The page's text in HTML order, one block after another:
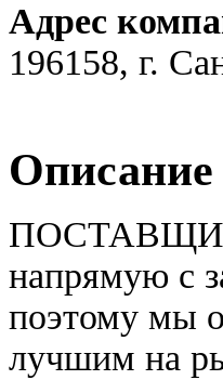
Адрес
196158, г.
напрямую с
поэтому мы
лучшим на